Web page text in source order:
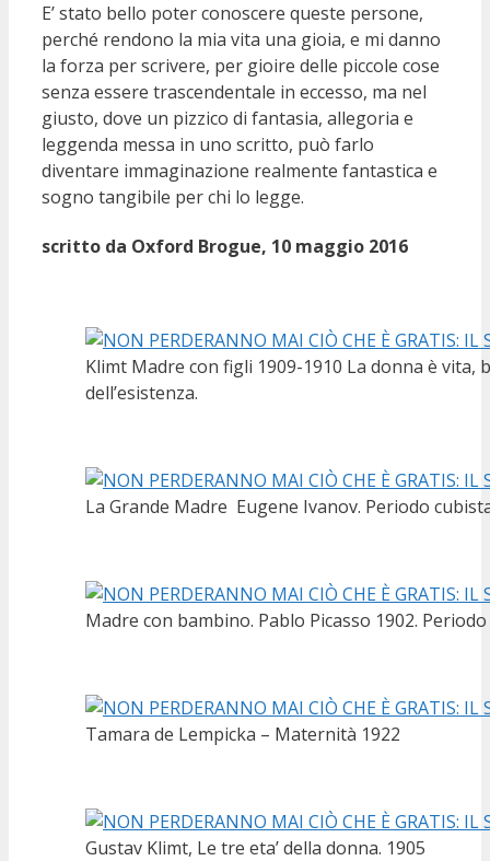
E’ stato bello poter conoscere queste persone,
perché rendono la mia vita una gioia, e mi danno
la forza per scrivere, per gioire delle piccole cose
senza essere trascendentale in eccesso, ma nel
giusto, dove un pizzico di fantasia, allegoria e
leggenda messa in uno scritto, può farlo
diventare immaginazione realmente fantastica e
sogno tangibile per chi lo legge.
scritto da Oxford Brogue, 10 maggio 2016
Klimt Madre con figli 1909-1910 La donna è vita,
dell’esistenza.
La Grande Madre Eugene Ivanov. Periodo
Madre con bambino. Pablo Picasso 1902.
Tamara de Lempicka – Maternità 1922
Gustav Klimt, Le tre eta’ della donna. 1905